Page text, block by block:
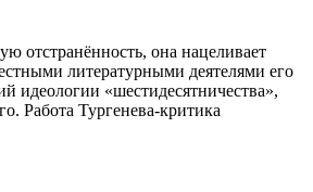
отстранённость, она нацеливает
литературными деятелями его
идеологии «шестидесятничества»,
Работа Тургенева-критика